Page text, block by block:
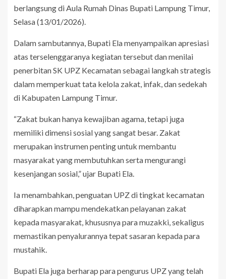
berlangsung di Aula Rumah Dinas Bupati Lampung Timur,
Selasa (13/01/2026).
Dalam sambutannya, Bupati Ela menyampaikan apresiasi
atas terselenggaranya kegiatan tersebut dan menilai
penerbitan SK UPZ Kecamatan sebagai langkah strategis
dalam memperkuat tata kelola zakat, infak, dan sedekah
di Kabupaten Lampung Timur.
“Zakat bukan hanya kewajiban agama, tetapi juga
memiliki dimensi sosial yang sangat besar. Zakat
merupakan instrumen penting untuk membantu
masyarakat yang membutuhkan serta mengurangi
kesenjangan sosial,” ujar Bupati Ela.
Ia menambahkan, penguatan UPZ di tingkat kecamatan
diharapkan mampu mendekatkan pelayanan zakat
kepada masyarakat, khususnya para muzakki, sekaligus
memastikan penyalurannya tepat sasaran kepada para
mustahik.
Bupati Ela juga berharap para pengurus UPZ yang telah